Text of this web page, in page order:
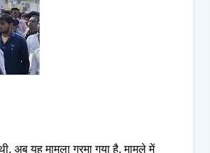
अब यह मामला गरमा गया है. मामले में